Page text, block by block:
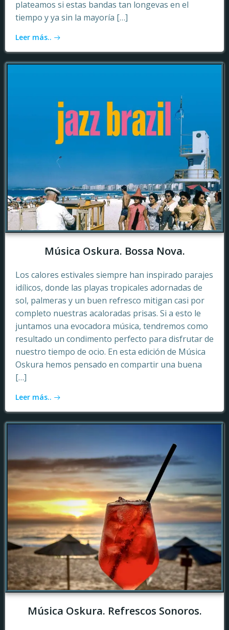
plateamos si estas bandas tan longevas en el
tiempo y ya sin la mayoría […]
Leer más..
Música Oskura. Bossa Nova.
Los calores estivales siempre han inspirado parajes
idílicos, donde las playas tropicales adornadas de
sol, palmeras y un buen refresco mitigan casi por
completo nuestras acaloradas prisas. Si a esto le
juntamos una evocadora música, tendremos como
resultado un condimento perfecto para disfrutar de
nuestro tiempo de ocio. En esta edición de Música
Oskura hemos pensado en compartir una buena
[…]
Leer más..
Música Oskura. Refrescos Sonoros.